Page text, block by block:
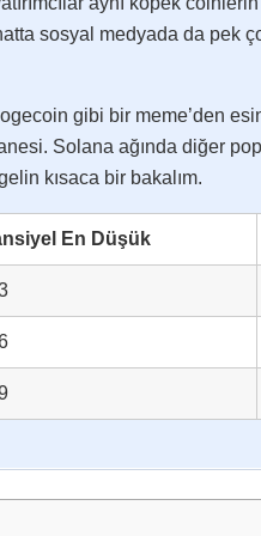
sosyal medyada da
gibi bir meme’den
Solana ağında diğer
kısaca bir bakalım.
En Düşük